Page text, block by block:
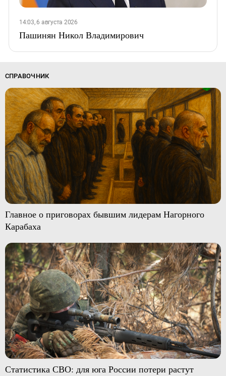
14:03, 6 августа 2026
Пашинян Никол Владимирович
СПРАВОЧНИК
Главное о приговорах бывшим лидерам Нагорного
Карабаха
Статистика СВО: для юга России потери растут